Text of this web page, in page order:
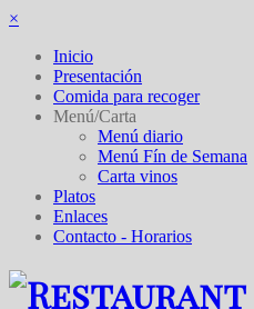
×
Inicio
Presentación
Comida para recoger
Menú/Carta
Menú diario
Menú Fín de Semana
Carta vinos
Platos
Enlaces
Contacto - Horarios